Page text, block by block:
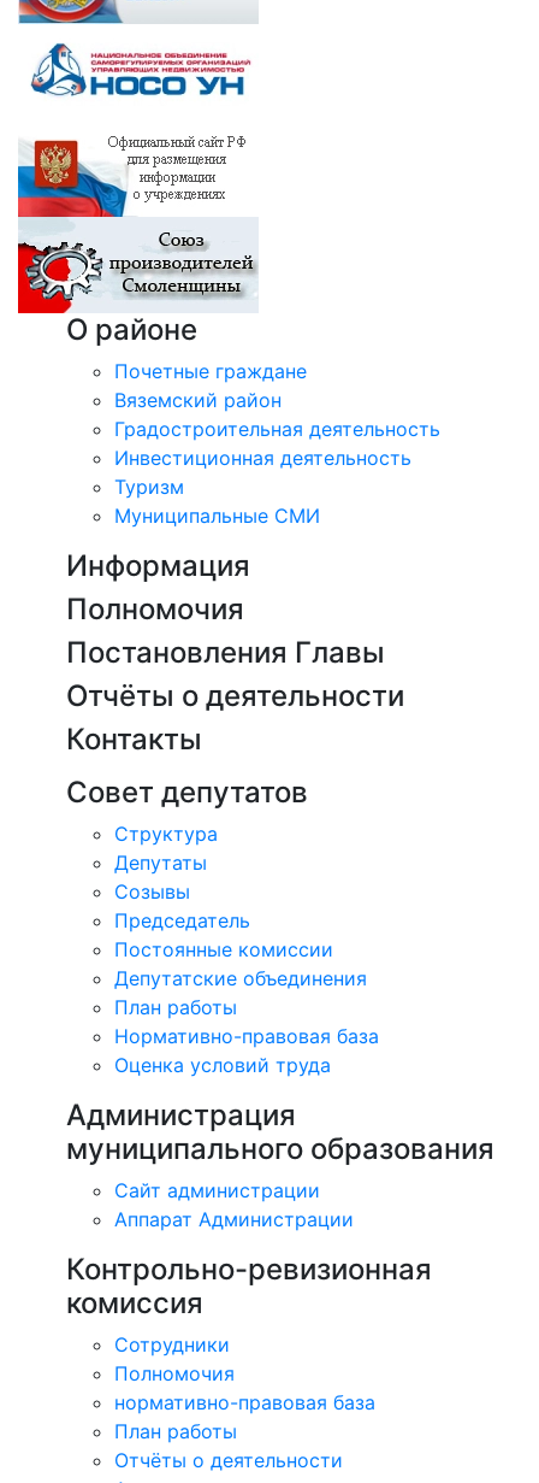
О районе
Почетные граждане
Вяземский район
Градостроительная деятельность
Инвестиционная деятельность
Туризм
Муниципальные СМИ
Информация
Полномочия
Постановления Главы
Отчёты о деятельности
Контакты
Совет депутатов
Структура
Депутаты
Созывы
Председатель
Постоянные комиссии
Депутатские объединения
План работы
Нормативно-правовая база
Оценка условий труда
Администрация
муниципального образования
Сайт администрации
Аппарат Администрации
Контрольно-ревизионная
комиссия
Сотрудники
Полномочия
нормативно-правовая база
План работы
Отчёты о деятельности